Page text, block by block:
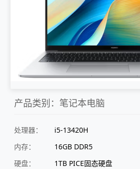
产品类别：笔记本电脑
处理器：
i5-13420H
内存：
16GB DDR5
硬盘：
1TB PICE固态硬盘